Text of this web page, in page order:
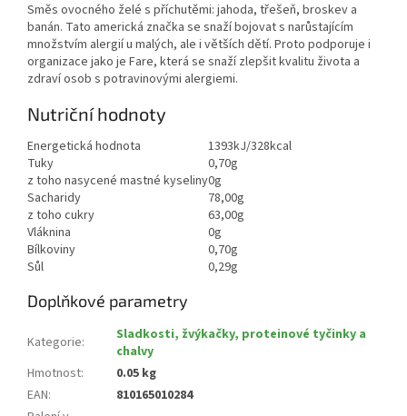
Směs ovocného želé s příchutěmi: jahoda, třešeň, broskev a
banán. Tato americká značka se snaží bojovat s narůstajícím
množstvím alergií u malých, ale i větších dětí. Proto podporuje i
organizace jako je Fare, která se snaží zlepšit kvalitu života a
zdraví osob s potravinovými alergiemi.
Nutriční hodnoty
Energetická hodnota
1393kJ/328kcal
Tuky
0,70g
z toho nasycené mastné kyseliny0g
Sacharidy
78,00g
z toho cukry
63,00g
Vláknina
0g
Bílkoviny
0,70g
Sůl
0,29g
Doplňkové parametry
Kategorie:
Sladkosti, žvýkačky, proteinové tyčinky a
chalvy
Hmotnost:
0.05 kg
EAN:
810165010284